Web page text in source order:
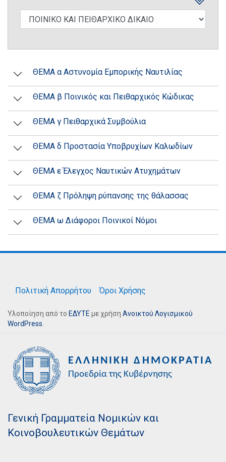
ΘΕΜΑ α Αστυνομία Εμπορικής Ναυτιλίας
ΘΕΜΑ β Ποινικός και Πειθαρχικός Κώδικας
ΘΕΜΑ γ Πειθαρχικά Συμβούλια
ΘΕΜΑ δ Προστασία Υποβρυχίων Καλωδίων
ΘΕΜΑ ε Έλεγχος Ναυτικών Ατυχημάτων
ΘΕΜΑ ζ Πρόληψη ρύπανσης της θάλασσας
ΘΕΜΑ ω Διάφοροι Ποινικοί Νόμοι
Πολιτική Απορρήτου Όροι Χρήσης
Υλοποίηση από το ΕΔΥΤΕ με χρήση Ανοικτού Λογισμικού
WordPress.
Γενική Γραμματεία Νομικών και
Κοινοβουλευτικών Θεμάτων